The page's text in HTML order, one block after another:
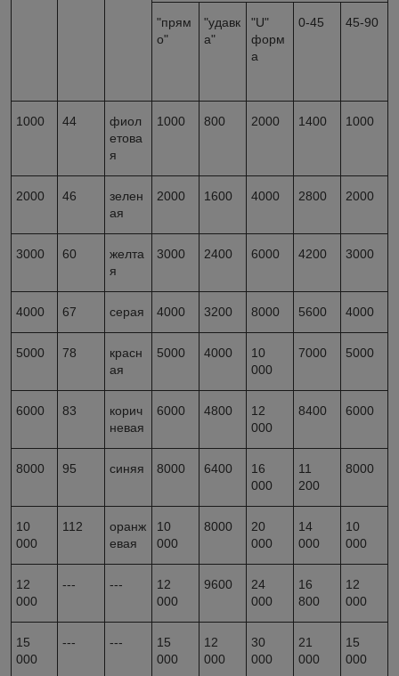
"прям
о"
"удавк
а"
"U"
форм
а
0-45 45-90
1000 44
фиол
етова
я
1000 800 2000 1400 1000
2000 46
зелен
ая
2000 1600 4000 2800 2000
3000 60
желта
я
3000 2400 6000 4200 3000
4000 67 серая 4000 3200 8000 5600 4000
5000 78
красн
ая
5000 4000
10
000
7000 5000
6000 83
корич
невая
6000 4800
12
000
8400 6000
8000 95 синяя 8000 6400
16
000
11
200
8000
10
000
112
оранж
евая
10
000
8000
20
000
14
000
10
000
12
000
--- ---
12
000
9600
24
000
16
800
12
000
15
000
--- ---
15
000
12
000
30
000
21
000
15
000